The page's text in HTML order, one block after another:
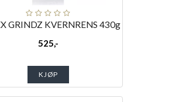
GRINDZ KVERNRENS 430g
525,-
KJØP